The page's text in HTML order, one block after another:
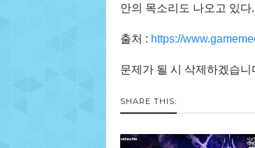
안의 목소리도 나오고 있다.
출처 : https://
문제가 될 시 삭제하겠습니
SHARE THIS: